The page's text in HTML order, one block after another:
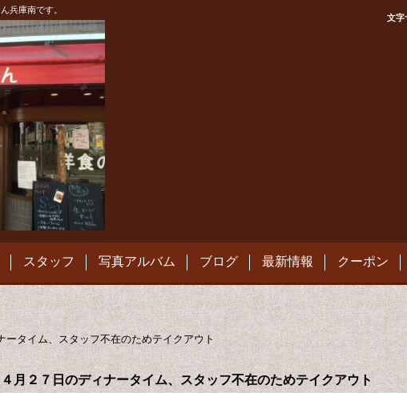
兵庫南です。
文字
スタッフ 写真アルバム ブログ 最新情報 クーポン
ータイム、スタッフ不在のためテイクアウト
４月２７日のディナータイム、スタッフ不在のためテイクアウト